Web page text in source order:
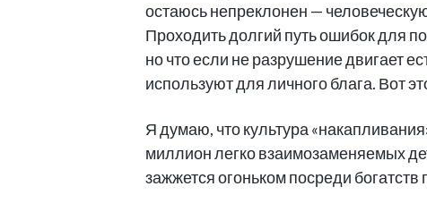
остаюсь непреклонен —
Проходить долгий путь ошибок для
но что если не разрушение двигает
используют для личного блага. Вот
Я думаю, что культура
миллион легко взаимозаменяемых
зажжется огоньком посреди богатств